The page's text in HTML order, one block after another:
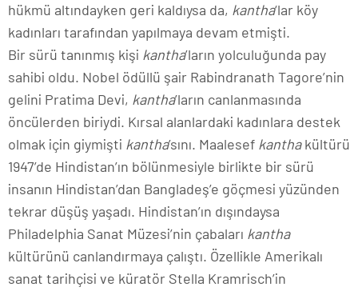
hükmü altındayken geri kaldıysa da, kantha‘lar köy
kadınları tarafından yapılmaya devam etmişti.
Bir sürü tanınmış kişi kantha’ların yolculuğunda pay
sahibi oldu. Nobel ödüllü şair Rabindranath Tagore’nin
gelini Pratima Devi, kantha’ların canlanmasında
öncülerden biriydi. Kırsal alanlardaki kadınlara destek
olmak için giymişti kantha’sını. Maalesef kanthakültürü
1947’de Hindistan’ın bölünmesiyle birlikte bir sürü
insanın Hindistan’dan Bangladeş’e göçmesi yüzünden
tekrar düşüş yaşadı. Hindistan’ın dışındaysa
Philadelphia Sanat Müzesi’nin çabaları kantha
kültürünü canlandırmaya çalıştı. Özellikle Amerikalı
sanat tarihçisi ve küratör Stella Kramrisch’in